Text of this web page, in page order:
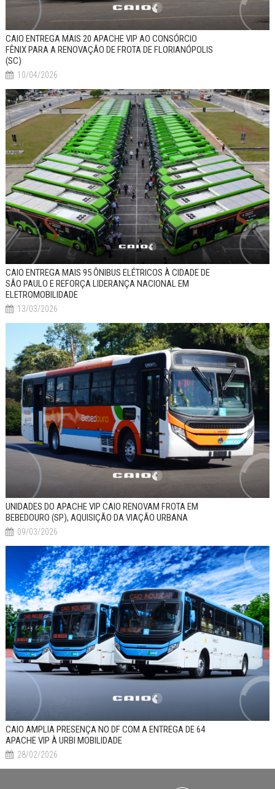
CAIO ENTREGA MAIS 20 APACHE VIP AO CONSÓRCIO
FÊNIX PARA A RENOVAÇÃO DE FROTA DE FLORIANÓPOLIS
(SC)
10/04/2026
CAIO ENTREGA MAIS 95 ÔNIBUS ELÉTRICOS À CIDADE DE
SÃO PAULO E REFORÇA LIDERANÇA NACIONAL EM
ELETROMOBILIDADE
13/03/2026
UNIDADES DO APACHE VIP CAIO RENOVAM FROTA EM
BEBEDOURO (SP), AQUISIÇÃO DA VIAÇÃO URBANA
09/03/2026
CAIO AMPLIA PRESENÇA NO DF COM A ENTREGA DE 64
APACHE VIP À URBI MOBILIDADE
28/02/2026